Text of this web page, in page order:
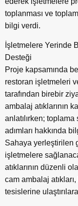
toplanması ve
bilgi verdi.
İşletmelere Yerinde
Desteği
Proje kapsamında
restoran işletmeleri
tarafından birebir
ambalaj atıklarının
anlatılırken;
adımları hakkında
Sahaya yerleştirilen
işletmelere
atıklarının düzenli
cam ambalaj
tesislerine